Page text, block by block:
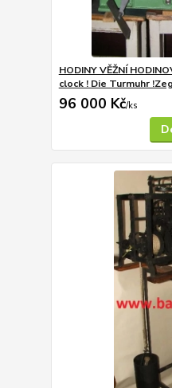
HODINY VĚŽNÍ
clock ! Die Turmuhr
96 000 Kč/ks